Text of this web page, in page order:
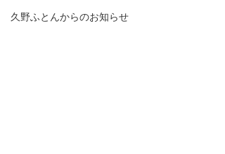
久野ふとんからのお知らせ